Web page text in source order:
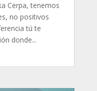
Cerpa, tenemos
no positivos
tú te
donde...